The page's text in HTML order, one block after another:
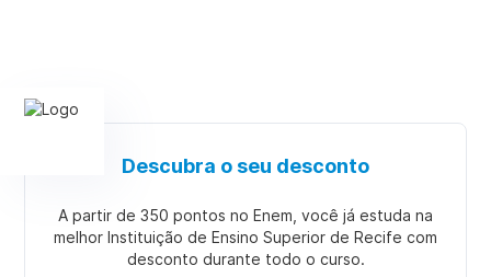
Descubra o seu desconto
A partir de 350 pontos no Enem, você já estuda na
melhor Instituição de Ensino Superior de Recife com
desconto durante todo o curso.